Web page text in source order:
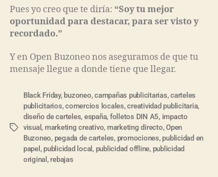
Pues yo creo que te diría: “Soy tu mejor
oportunidad para destacar, para ser visto y
recordado.”
Y en Open Buzoneo nos aseguramos de que tu
mensaje llegue a donde tiene que llegar.
Black Friday, buzoneo,campañas publicitarias,carteles
publicitarios,comercios locales,creatividad publicitaria,
diseño de carteles, españa, folletos DIN A5, impacto
visual , marketing creativo, marketing directo,Open
Buzoneo, pegada de carteles, promociones, publicidad en
papel , publicidad local , publicidad offline, publicidad
original , rebajas